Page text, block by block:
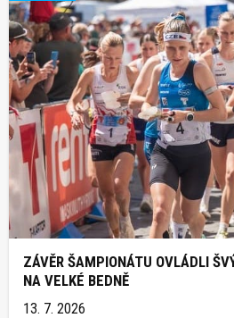
ZÁVĚR ŠAMPIONÁTU OVLÁDLI
NA VELKÉ BEDNĚ
13. 7. 2026